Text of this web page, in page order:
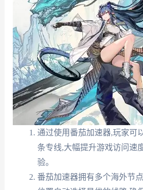
通过使用番茄加速器,玩家可
条专线,大幅提升游戏访问速
验。
番茄加速器拥有多个海外节